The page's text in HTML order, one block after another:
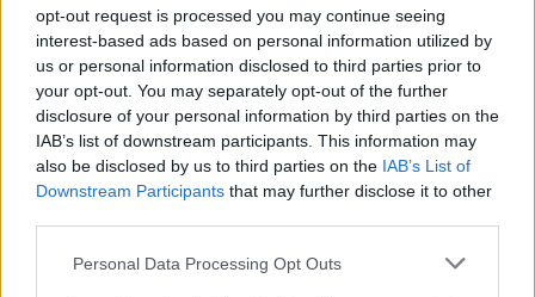
opt-out request is processed you may continue seeing
interest-based ads based on personal information utilized by
us or personal information disclosed to third parties prior to
your opt-out. You may separately opt-out of the further
disclosure of your personal information by third parties on the
IAB’s list of downstream participants. This information may
also be disclosed by us to third parties on the IAB’s List of
Downstream Participants that may further disclose it to other
Personal Data Processing Opt Outs